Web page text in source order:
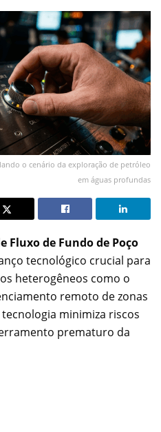
o cenário da exploração de petróleo
em águas profundas
Fluxo de Fundo de Poço
tecnológico crucial para
heterogêneos como o
remoto de zonas
minimiza riscos
prematuro da